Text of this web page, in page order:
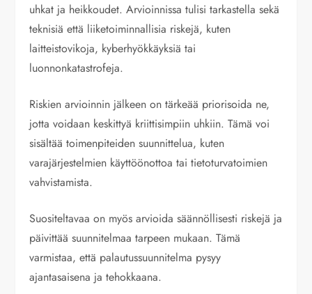
uhkat ja heikkoudet. Arvioinnissa tulisi tarkastella sekä
teknisiä että liiketoiminnallisia riskejä, kuten
laitteistovikoja, kyberhyökkäyksiä tai
luonnonkatastrofeja.
Riskien arvioinnin jälkeen on tärkeää priorisoida ne,
jotta voidaan keskittyä kriittisimpiin uhkiin. Tämä voi
sisältää toimenpiteiden suunnittelua, kuten
varajärjestelmien käyttöönottoa tai tietoturvatoimien
vahvistamista.
Suositeltavaa on myös arvioida säännöllisesti riskejä ja
päivittää suunnitelmaa tarpeen mukaan. Tämä
varmistaa, että palautussuunnitelma pysyy
ajantasaisena ja tehokkaana.